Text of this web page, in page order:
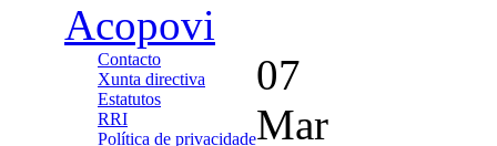
Acopovi
Contacto
Xunta directiva
Estatutos
RRI
Política de privacidade
07
Mar